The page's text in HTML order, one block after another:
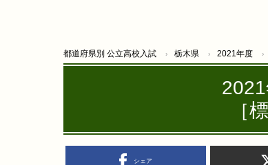
都道府県別 公立高校入試 栃木県 2021年度
［
シェア